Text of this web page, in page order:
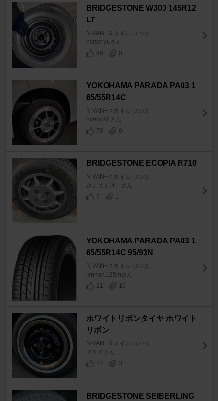
BRIDGESTONE W300 145R12
LT
N-VAN+スタイル [JJ1/2]
horser36さん
66
0
YOKOHAMA PARADA PA03 1
65/55R14C
N-VAN+スタイル [JJ1/2]
horser36さん
78
0
BRIDGESTONE ECOPIA R710
N-VAN+スタイル [JJ1/2]
きょうすけ。さん
9
1
YOKOHAMA PARADA PA03 1
65/55R14C 95/93N
N-VAN+スタイル [JJ1/2]
lennon.135mさん
21
10
ホワイトリボンタイヤ ホワイト
リボン
N-VAN+スタイル [JJ1/2]
ＲＹ０さん
24
3
BRIDGESTONE SEIBERLING